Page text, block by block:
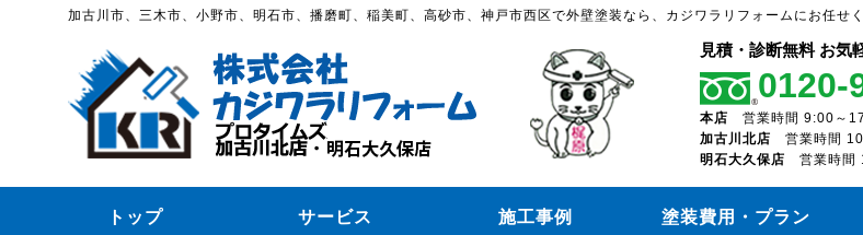
加古川市、三木市、小野市、明石市、播磨町、稲美町、高砂市、神戸市西区で外壁塗装なら、カジワラリフォームにお任せく
見積・診断無料 お気
0120-
本店 営業時間 9:00～
加古川北店 営業時間
明石大久保店 営業時間
トップ サービス 施工事例 塗装費用・プラン